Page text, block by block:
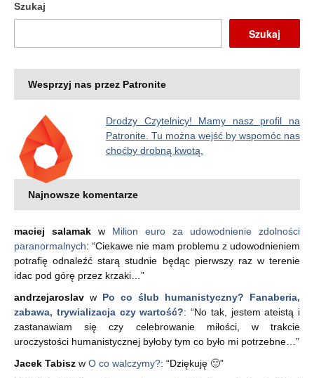
Szukaj
Szukaj
Wesprzyj nas przez Patronite
Drodzy Czytelnicy! Mamy nasz profil na
Patronite. Tu można wejść by wspomóc nas
choćby drobną kwotą.
Najnowsze komentarze
maciej salamak w Milion euro za udowodnienie zdolności
paranormalnych: “Ciekawe nie mam problemu z udowodnieniem
potrafię odnaleźć starą studnie będąc pierwszy raz w terenie
idac pod górę przez krzaki… ”
andrzejaroslav w Po co ślub humanistyczny? Fanaberia,
zabawa, trywializacja czy wartość?: “No tak, jestem ateistą i
zastanawiam się czy celebrowanie miłości, w trakcie
uroczystości humanistycznej byłoby tym co było mi potrzebne… ”
Jacek Tabisz w O co walczymy?: “Dziękuję 🙂”